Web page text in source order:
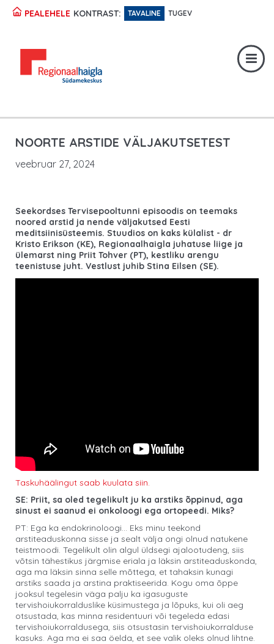
PEALEHELE KONTRAST: TAVALINE TUGEV
617 1049
Erakorraline abi:
Digiregistratuur:
NOORTE ARSTIDE VÄLJAKUTSETEST
veebruar 27, 2024
Seekordses Tervisepooltunni episoodis on teemaks
noored arstid ja nende väljakutsed Eesti
meditsiinisüsteemis. Stuudios on kaks külalist - dr
Kristo Erikson (KE), Regionaalhaigla juhatuse liige ja
ülemarst ning Priit Tohver (PT), kestliku arengu
teenistuse juht. Vestlust juhib Stina Eilsen (SE).
Taskuhäälingut saab kuulata siin.
SE: Priit, sa oled tegelikult ju ka arstiks õppinud, aga
sinust ei saanud ei onkoloogi ega ortopeedi. Miks?
PT: Ega ka endokrinoloogi… Eks minu teekond
arstiteaduskonna sisse ja sealt välja ongi olnud natukene
teistmoodi. Tegelikult olin algul üldsegi ajalootudeng, siis
võtsin tähestikus järgmise eriala ja läksin arstiteaduskonda,
aga ma läksin sinna selle mõttega, et tahaksin kunagi
arstiks saada ja arstina praktiseerida. Kogu oma õppe
jooksul tegelesin väga palju ka igasuguste
tervishoiukorralduslike küsimustega ja lõpuks, kui oli aeg
otsustada, kas minna residentuuri või tegeleda edasi
tervishoiukorraldusega, siis otsustasin tervishoiukorralduse
kasuks. Aga ma ei saa öelda, et see valik oleks olnud lihtne.